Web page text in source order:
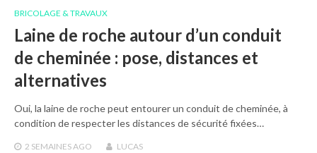
BRICOLAGE & TRAVAUX
Laine de roche autour d’un conduit
de cheminée : pose, distances et
alternatives
Oui, la laine de roche peut entourer un conduit de cheminée, à
condition de respecter les distances de sécurité fixées…
2 SEMAINESAGO LUCAS